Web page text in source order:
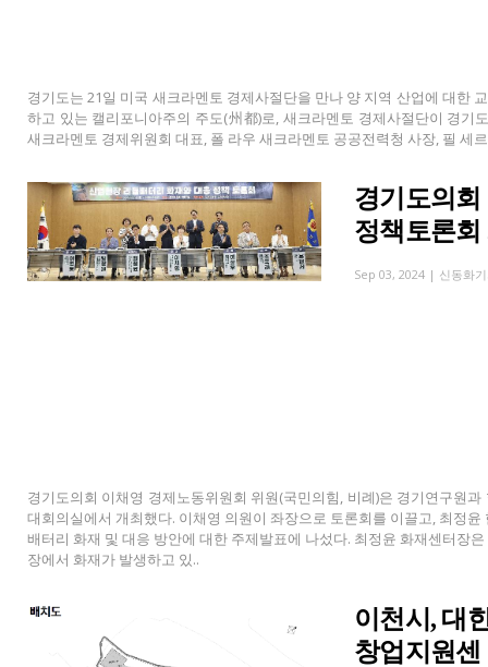
경기도는 21일 미국 새크라멘토 경제사절단을 만나 양 지역 산업에 대한
하고 있는 캘리포니아주의 주도(州都)로, 새크라멘토 경제사절단이 경
새크라멘토 경제위원회 대표, 폴 라우 새크라멘토 공공전력청 사장, 필 세
경기도의회
정책토론회
Sep 03, 2024 | 신동화
경기도의회 이채영 경제노동위원회 위원(국민의힘, 비례)은 경기연구원
대회의실에서 개최했다. 이채영 의원이 좌장으로 토론회를 이끌고, 최정
배터리 화재 및 대응 방안에 대한 주제발표에 나섰다. 최정윤 화재센터장
장에서 화재가 발생하고 있..
이천시, 대
창업지원센